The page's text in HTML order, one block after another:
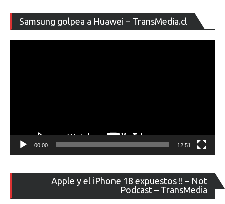
Samsung golpea a Huawei – TransMedia.cl
de
00:00 12:51
Apple y el iPhone 18 expuestos !! – Not
Podcast – TransMedia
de